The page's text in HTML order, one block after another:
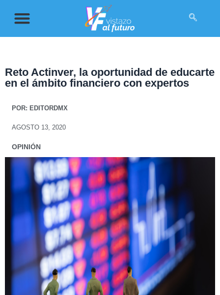
Reto Actinver, la oportunidad de educarte
en el ámbito financiero con expertos
POR: EDITORDMX
AGOSTO 13, 2020
OPINIÓN